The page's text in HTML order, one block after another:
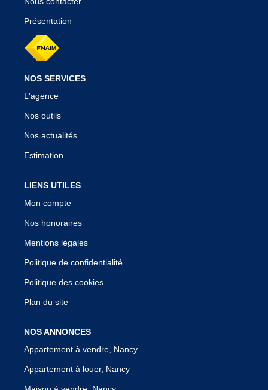
Présentation
NOS SERVICES
L'agence
Nos outils
Nos actualités
Estimation
LIENS UTILES
Mon compte
Nos honoraires
Mentions légales
Politique de confidentialité
Politique des cookies
Plan du site
NOS ANNONCES
Appartement à vendre, Nancy
Appartement à louer, Nancy